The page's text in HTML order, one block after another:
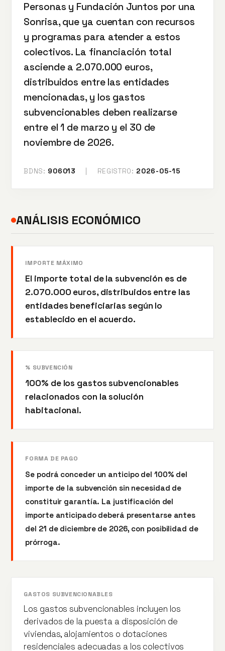
Personas y Fundación Juntos por una
Sonrisa, que ya cuentan con recursos
y programas para atender a estos
colectivos. La financiación total
asciende a 2.070.000 euros,
distribuidos entre las entidades
mencionadas, y los gastos
subvencionables deben realizarse
entre el 1 de marzo y el 30 de
noviembre de 2026.
BDNS: 906013 REGISTRO: 2026-05-15
ANÁLISIS ECONÓMICO
IMPORTE MÁXIMO
El importe total de la subvención es de
2.070.000 euros, distribuidos entre las
entidades beneficiarias según lo
establecido en el acuerdo.
% SUBVENCIÓN
100% de los gastos subvencionables
relacionados con la solución
habitacional.
FORMA DE PAGO
Se podrá conceder un anticipo del 100% del
importe de la subvención sin necesidad de
constituir garantía. La justificación del
importe anticipado deberá presentarse antes
del 21 de diciembre de 2026, con posibilidad de
prórroga.
GASTOS SUBVENCIONABLES
Los gastos subvencionables incluyen los
derivados de la puesta a disposición de
viviendas, alojamientos o dotaciones
residenciales adecuadas a los colectivos